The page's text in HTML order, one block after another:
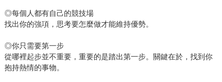
◎每個人都有自己的競技場
找出你的強項，思考要怎麼做才能維持優勢。
◎你只需要第一步
從哪裡起步並不重要，重要的是踏出第一步。關鍵在於，找到你
抱持熱情的事物。